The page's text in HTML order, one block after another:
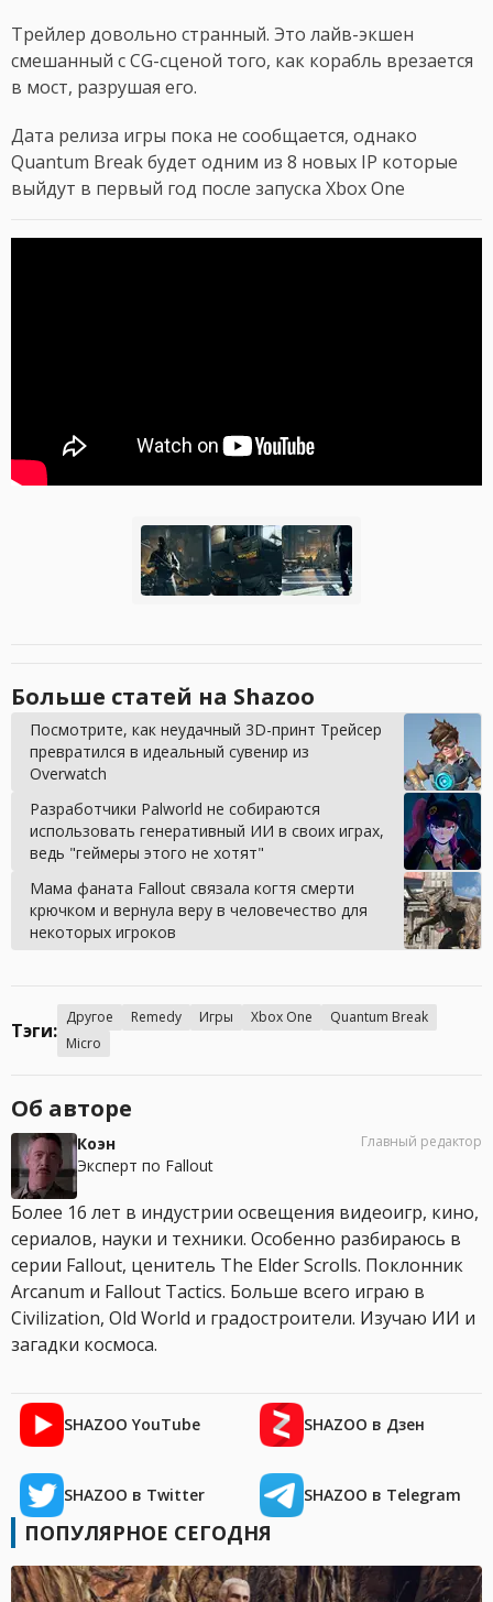
Трейлер довольно странный. Это лайв-экшен
смешанный с CG-сценой того, как корабль врезается
в мост, разрушая его.
Дата релиза игры пока не сообщается, однако
Quantum Break будет одним из 8 новых IP которые
выйдут в первый год после запуска Xbox One
Больше статей на Shazoo
Посмотрите, как неудачный 3D-принт Трейсер
превратился в идеальный сувенир из
Overwatch
Разработчики Palworld не собираются
использовать генеративный ИИ в своих играх,
ведь "геймеры этого не хотят"
Мама фаната Fallout связала когтя смерти
крючком и вернула веру в человечество для
некоторых игроков
Тэги:
Другое Remedy Игры Xbox One
Quantum Break
Micro
Об авторе
Коэн
Эксперт по Fallout
Главный редактор
Более 16 лет в индустрии освещения видеоигр, кино,
сериалов, науки и техники. Особенно разбираюсь в
серии Fallout, ценитель The Elder Scrolls. Поклонник
Arcanum и Fallout Tactics. Больше всего играю в
Civilization, Old World и градостроители. Изучаю ИИ и
загадки космоса.
SHAZOO YouTube SHAZOO в Дзен
SHAZOO в Twitter SHAZOO в Telegram
ПОПУЛЯРНОЕ СЕГОДНЯ